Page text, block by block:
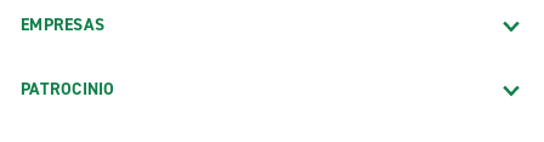
EMPRESAS
PATROCINIO